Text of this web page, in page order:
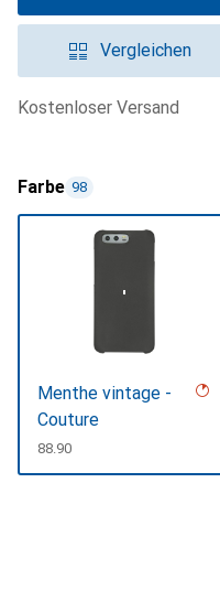
Vergleichen
kostenloser Versand
Farbe 98
Menthe vintage -
Couture
CHF
88.90